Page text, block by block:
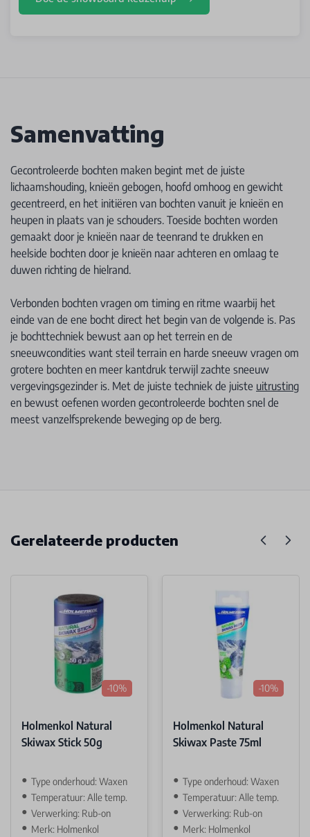
Samenvatting
Gecontroleerde bochten maken begint met de juiste
lichaamshouding, knieën gebogen, hoofd omhoog en gewicht
gecentreerd, en het initiëren van bochten vanuit je knieën en
heupen in plaats van je schouders. Toeside bochten worden
gemaakt door je knieën naar de teenrand te drukken en
heelside bochten door je knieën naar achteren en omlaag te
duwen richting de hielrand.
Verbonden bochten vragen om timing en ritme waarbij het
einde van de ene bocht direct het begin van de volgende is. Pas
je bochttechniek bewust aan op het terrein en de
sneeuwcondities want steil terrain en harde sneeuw vragen om
grotere bochten en meer kantdruk terwijl zachte sneeuw
vergevingsgezinder is. Met de juiste techniek de juiste uitrusting
en bewust oefenen worden gecontroleerde bochten snel de
meest vanzelfsprekende beweging op de berg.
Gerelateerde producten
-10%
Holmenkol Natural
Skiwax Stick 50g
Type onderhoud: Waxen
Temperatuur: Alle temp.
Verwerking: Rub-on
Merk: Holmenkol
-10%
Holmenkol Natural
Skiwax Paste 75ml
Type onderhoud: Waxen
Temperatuur: Alle temp.
Verwerking: Rub-on
Merk: Holmenkol